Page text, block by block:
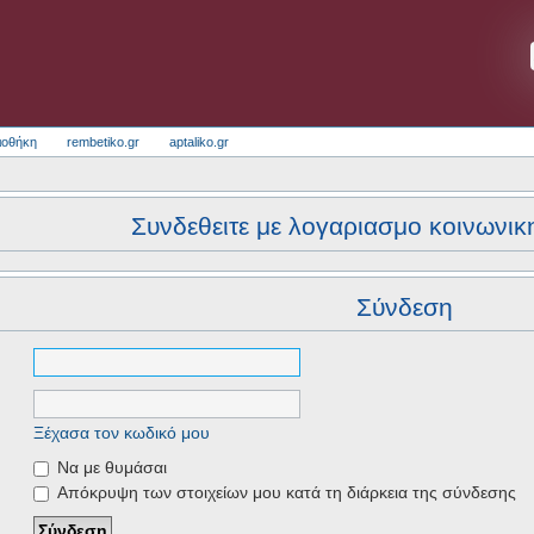
rembetiko.gr aptaliko.gr
Συνδεθειτε με λογαριασμο
Σύνδεση
Ξέχασα τον κωδικό μου
Να με θυμάσαι
Απόκρυψη των στοιχείων μου κατά τη διάρκεια της σύνδεσης